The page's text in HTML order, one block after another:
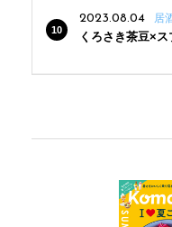
2023.08.04
居
くろさき茶豆×